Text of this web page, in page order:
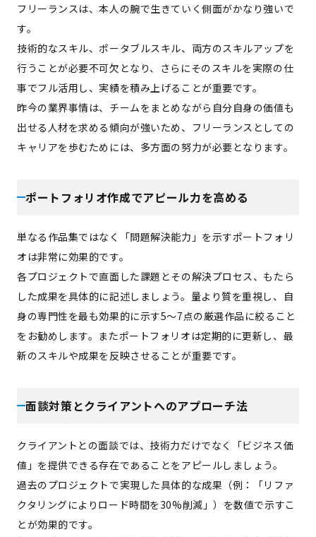
フリーランスは、本人の腕で生きていく側面がかなり強いで
す。
技術的なスキル、ポータブルスキル、両方のスキルアップを
行うことが必要不可欠となり、さらにそのスキルを実際の仕
事でフル活用し、実績を積み上げることが重要です。
昨今の業界事情は、チームをまとめながら自分自身の価値も
出せる人材を求める傾向が強いため、フリーランスとしての
キャリアを歩むためには、多方面の努力が必要となります。
ポートフォリオ作成でアピール力を高める
単なる作品集ではなく「問題解決能力」を示すポートフォリ
オは非常に効果的です。
各プロジェクトで直面した課題とその解決プロセス、もたら
した成果を具体的に記述しましょう。量より質を重視し、自
身の専門性を最も効果的に示す5～7点の厳選作品に絞ること
をお勧めします。またポートフォリオは定期的に更新し、最
新のスキルや成果を反映させることが重要です。
面談対策とクライアントへのアプローチ法
クライアントとの面談では、技術力だけでなく「ビジネス価
値」を提供できる存在であることをアピールしましょう。
過去のプロジェクトで実現した具体的な成果（例：「リファ
クタリングによりロード時間を30%削減」）を数値で示すこ
とが効果的です。